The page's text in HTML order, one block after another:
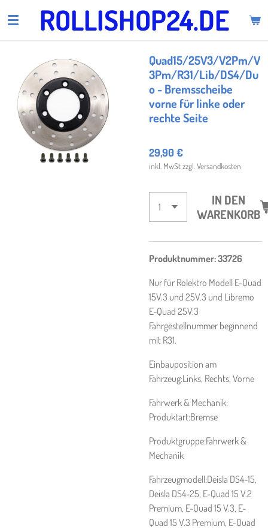
HauptinhaltROLLISHOP24.DE
Quad15/25V3/V2Pm/V
3Pm/R31/Lib/DS4/Du
o - Bremsscheibe
vorne für linke oder
rechte Seite
29,90 €
inkl. MwSt zzgl. Versandkosten
IN DEN
WARENKORB
Produktnummer: 33726
Nur für Rolektro Modell E-Quad
15V.3 und 25V.3 und Libremo
E-Quad 25V.3
Fahrgestellnummer beginnend
mit R31.
Einbauposition am
Fahrzeug:Links, Rechts, Vorne
Fahrwerk & Mechanik:
Produktart:Bremse
Produktgruppe:Fahrwerk &
Mechanik
Fahrzeugmodell:Deisla DS4-15,
Deisla DS4-25, E-Quad 15 V.2
Premium, E-Quad 15 V.3, E-
Quad 15 V.3 Premium, E-Quad